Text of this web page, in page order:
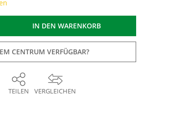
IN DEN WARENKORB
CENTRUM VERFÜGBAR?
VERGLEICHEN
TEILEN